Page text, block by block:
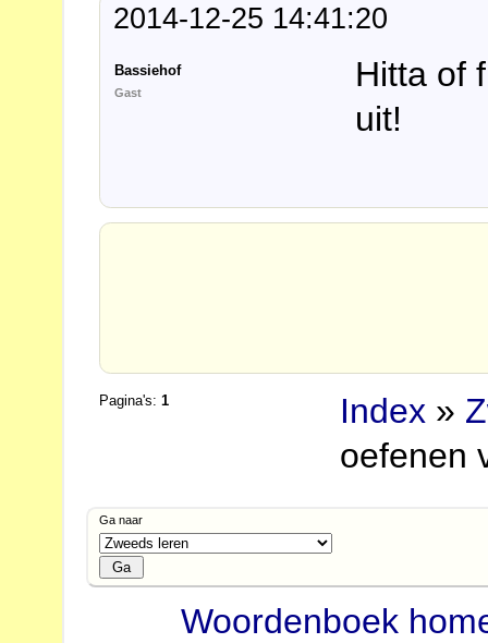
2014-12-25 14:41:20
Bassiehof
Gast
Hitta of
uit!
Pagina's:1 Index »
oefenen
Ga naar
Woordenboek